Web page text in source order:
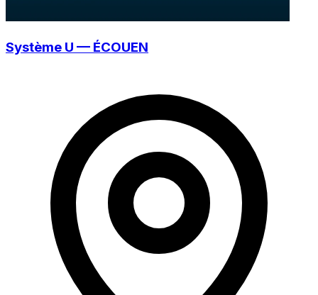
Système U — ÉCOUEN